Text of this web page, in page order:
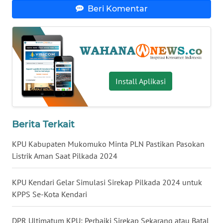
Beri Komentar
Install Aplikasi
Berita Terkait
KPU Kabupaten Mukomuko Minta PLN Pastikan Pasokan
Listrik Aman Saat Pilkada 2024
KPU Kendari Gelar Simulasi Sirekap Pilkada 2024 untuk
KPPS Se-Kota Kendari
DPR Ultimatum KPU: Perbaiki Sirekap Sekarang atau Batal
BABEL
WN
SUMBAR
WN
SUMSEL
WN
WN
WN
JATENG